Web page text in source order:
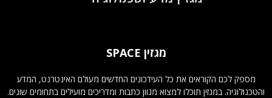
מגזין SPACE
מספק לכם הקוראים את כל העידכונים החדשים מעולם האינטרנט, המדע
והטכנולוגיה. במגזין תוכלו למצוא מגוון כתבות ומדריכים מועילים בתחומים שונים.